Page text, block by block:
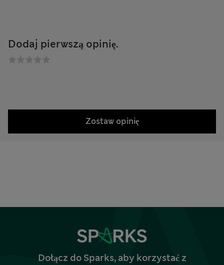
Dodaj pierwszą opinię.
Zostaw opinię
Dołącz do Sparks, aby korzystać z